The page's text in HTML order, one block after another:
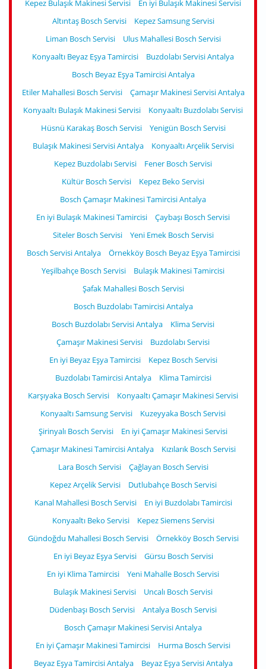
Kepez Bulaşık Makinesi Servisi
En iyi Bulaşık Makinesi Servisi
Altıntaş Bosch Servisi
Kepez Samsung Servisi
Liman Bosch Servisi
Ulus Mahallesi Bosch Servisi
Konyaaltı Beyaz Eşya Tamircisi
Buzdolabı Servisi Antalya
Bosch Beyaz Eşya Tamircisi Antalya
Etiler Mahallesi Bosch Servisi
Çamaşır Makinesi Servisi Antalya
Konyaaltı Bulaşık Makinesi Servisi
Konyaaltı Buzdolabı Servisi
Hüsnü Karakaş Bosch Servisi
Yenigün Bosch Servisi
Bulaşık Makinesi Servisi Antalya
Konyaaltı Arçelik Servisi
Kepez Buzdolabı Servisi
Fener Bosch Servisi
Kültür Bosch Servisi
Kepez Beko Servisi
Bosch Çamaşır Makinesi Tamircisi Antalya
En iyi Bulaşık Makinesi Tamircisi
Çaybaşı Bosch Servisi
Siteler Bosch Servisi
Yeni Emek Bosch Servisi
Bosch Servisi Antalya
Örnekköy Bosch Beyaz Eşya Tamircisi
Yeşilbahçe Bosch Servisi
Bulaşık Makinesi Tamircisi
Şafak Mahallesi Bosch Servisi
Bosch Buzdolabı Tamircisi Antalya
Bosch Buzdolabı Servisi Antalya
Klima Servisi
Çamaşır Makinesi Servisi
Buzdolabı Servisi
En iyi Beyaz Eşya Tamircisi
Kepez Bosch Servisi
Buzdolabı Tamircisi Antalya
Klima Tamircisi
Karşıyaka Bosch Servisi
Konyaaltı Çamaşır Makinesi Servisi
Konyaaltı Samsung Servisi
Kuzeyyaka Bosch Servisi
Şirinyalı Bosch Servisi
En iyi Çamaşır Makinesi Servisi
Çamaşır Makinesi Tamircisi Antalya
Kızılarık Bosch Servisi
Lara Bosch Servisi
Çağlayan Bosch Servisi
Kepez Arçelik Servisi
Dutlubahçe Bosch Servisi
Kanal Mahallesi Bosch Servisi
En iyi Buzdolabı Tamircisi
Konyaaltı Beko Servisi
Kepez Siemens Servisi
Gündoğdu Mahallesi Bosch Servisi
Örnekköy Bosch Servisi
En iyi Beyaz Eşya Servisi
Gürsu Bosch Servisi
En iyi Klima Tamircisi
Yeni Mahalle Bosch Servisi
Bulaşık Makinesi Servisi
Uncalı Bosch Servisi
Düdenbaşı Bosch Servisi
Antalya Bosch Servisi
Bosch Çamaşır Makinesi Servisi Antalya
En iyi Çamaşır Makinesi Tamircisi
Hurma Bosch Servisi
Beyaz Eşya Tamircisi Antalya
Beyaz Eşya Servisi Antalya